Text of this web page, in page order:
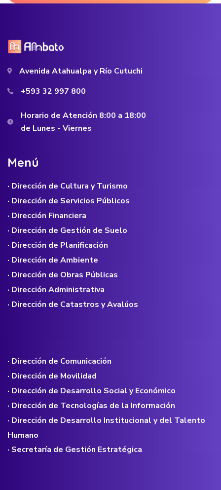
Avenida Atahualpa y Río Cutuchi
+593 32 997 800
Horario de Atención 8:00 a 18:00
de Lunes - Viernes
Menú
· Dirección de Cultura y Turismo
· Dirección de Servicios Públicos
· Dirección Financiera
· Dirección de Gestión de Suelo
· Dirección de Planificación
· Dirección de Ambiente
· Dirección de Obras Públicas
· Dirección Administrativa
· Dirección de Catastros y Avalúos
· Dirección de Comunicación
· Dirección de Movilidad
· Dirección de Desarrollo Social y Económico
· Dirección de Tecnologías de la Información
· Dirección de Desarrollo Institucional y del Talento
Humano
· Secretaría de Gestión Estratégica